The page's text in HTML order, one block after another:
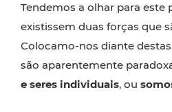
Tendemos a olhar para este
existissem duas forças que
Colocamo-nos diante
são aparentemente
e seres individuais, ou